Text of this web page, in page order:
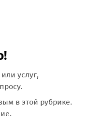
услуг,
в этой рубрике.